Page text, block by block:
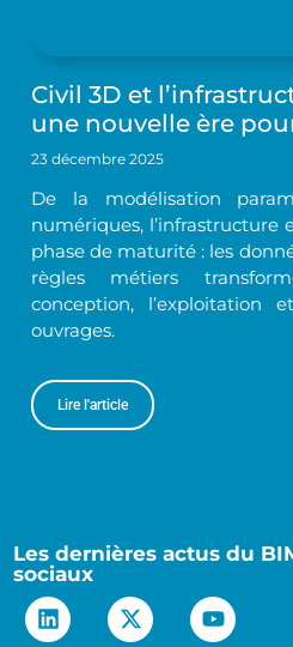
Civil 3D et
une nouvelle ère
23 décembre 2025
De la modélisation
numériques, l’infrastructure
phase de maturité : les
règles métiers
conception, l’exploitation
ouvrages.
Lire l'article
Les dernières actus du
sociaux